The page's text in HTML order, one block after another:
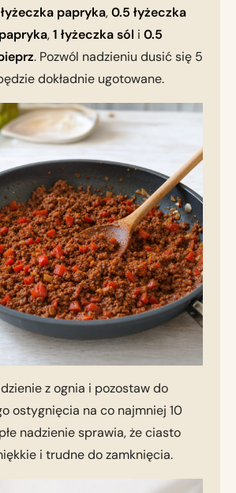
łyżeczka papryka,0.5 łyżeczka
,1 łyżeczka sól i 0.5
. Pozwól nadzieniu dusić się 5
dokładnie ugotowane.
z ognia i pozostaw do
ostygnięcia na co najmniej 10
nadzienie sprawia, że ciasto
i trudne do zamknięcia.